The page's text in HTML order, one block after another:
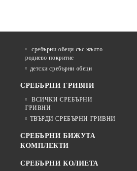
сребърни обеци със жълто
родиево покритие
детски сребърни обеци
СРЕБЪРНИ ГРИВНИ
ВСИЧКИ СРЕБЪРНИ
ГРИВНИ
ТВЪРДИ СРЕБЪРНИ ГРИВНИ
СРЕБЪРНИ БИЖУТА
КОМПЛЕКТИ
СРЕБЪРНИ КОЛИЕТА